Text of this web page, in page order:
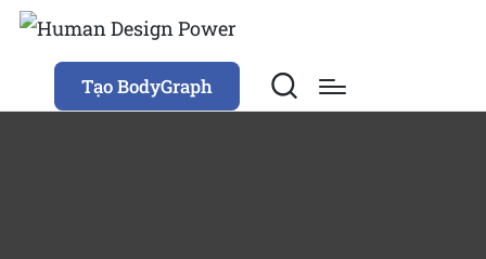
Tạo BodyGraph